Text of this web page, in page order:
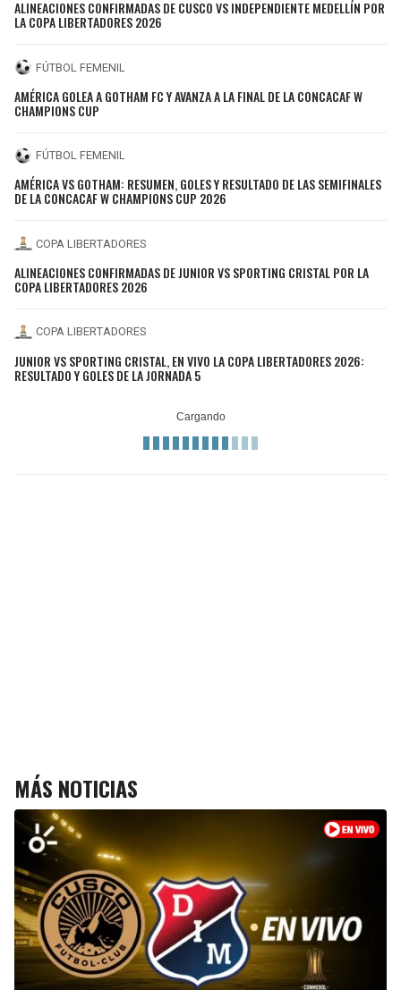
ALINEACIONES CONFIRMADAS DE CUSCO VS INDEPENDIENTE MEDELLÍN POR
LA COPA LIBERTADORES 2026
FÚTBOL FEMENIL
AMÉRICA GOLEA A GOTHAM FC Y AVANZA A LA FINAL DE LA CONCACAF W
CHAMPIONS CUP
FÚTBOL FEMENIL
AMÉRICA VS GOTHAM: RESUMEN, GOLES Y RESULTADO DE LAS SEMIFINALES
DE LA CONCACAF W CHAMPIONS CUP 2026
COPA LIBERTADORES
ALINEACIONES CONFIRMADAS DE JUNIOR VS SPORTING CRISTAL POR LA
COPA LIBERTADORES 2026
COPA LIBERTADORES
JUNIOR VS SPORTING CRISTAL, EN VIVO LA COPA LIBERTADORES 2026:
RESULTADO Y GOLES DE LA JORNADA 5
MÁS NOTICIAS